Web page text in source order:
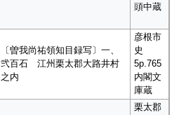
頭中蔵
〔曽我尚祐領知目録写〕一、
弐百石 江州栗太郡大路井村
之内
彦根市
史
5p.765
内閣文
庫蔵
栗太郡